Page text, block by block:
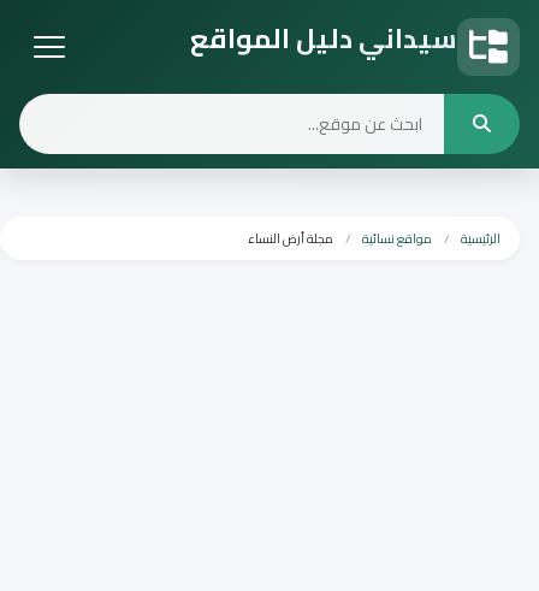
سيداني دليل المواقع
الرئيسية مواقع نسائية مجلة أرض النساء